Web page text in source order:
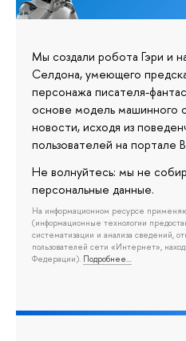
Мы создали робота Гэри и
Селдона, умеющего
персонажа писателя-
основе модель машинного
новости, исходя из
пользователей на портале
Не волнуйтесь: мы не
персональные данные.
На информационном ресурсе
(информационные технологии
систематизации и анализа сведений,
пользователей сети «Интернет»,
Федерации). Подробнее…